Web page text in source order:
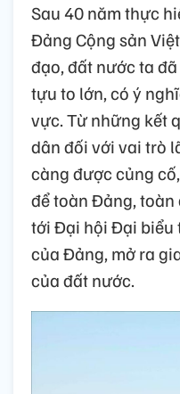
Sau 40 năm thực
Đảng Cộng sản
đạo, đất nước ta
tựu to lớn, có ý
vực. Từ những kết
dân đối với vai trò
càng được củng
để toàn Đảng,
tới Đại hội Đại biểu
của Đảng, mở ra
của đất nước.